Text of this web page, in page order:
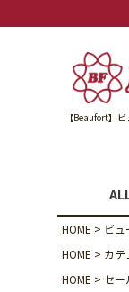
【Beaufort】
HOME ビュ
HOME
カテ
HOME
セー